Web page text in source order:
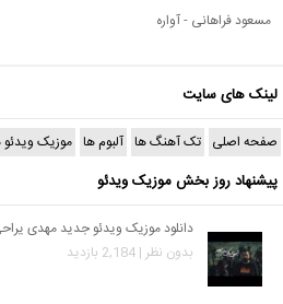
مسعود فراهانی - آواره
لینک های سایت
صفحه اصلی تک آهنگ ها آلبوم ها موزیک ویدئو
پیشنهاد روز بخش موزیک ویدئو
دانلود موزیک ویدئو جدید مهدی
بدون نظر | 2,184 بازدید